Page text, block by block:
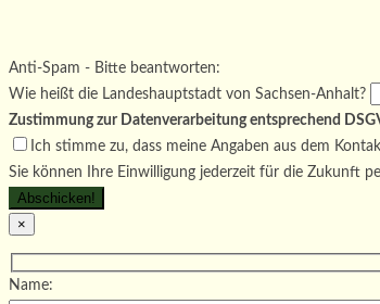
Bitte lasse dieses Feld leer.
Anti-Spam - Bitte beantworten:
Wie heißt die Landeshauptstadt von Sachsen-Anhalt?
Zustimmung zur Datenverarbeitung entsprechend
Ich stimme zu, dass meine Angaben aus dem
Sie können Ihre Einwilligung jederzeit für die Zukunft
×
Name: